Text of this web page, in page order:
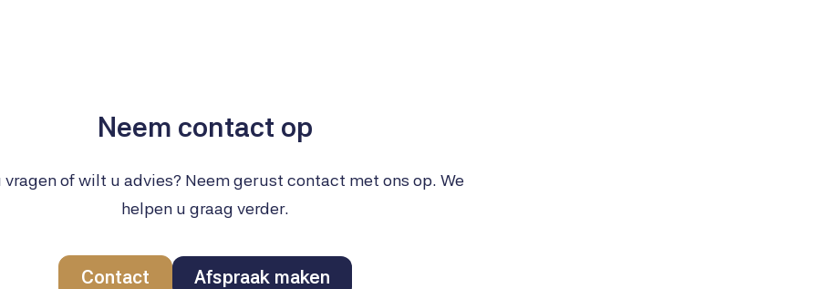
Neem contact op
vragen of wilt u advies? Neem gerust contact met ons op. We
helpen u graag verder.
Contact Afspraak maken